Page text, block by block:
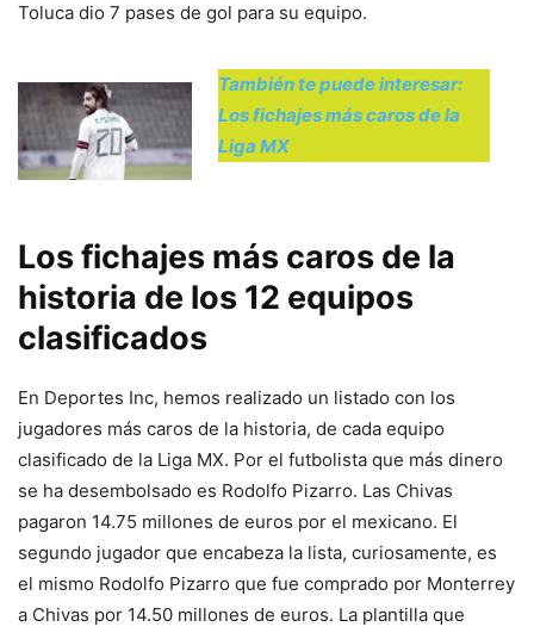
Toluca dio 7 pases de gol para su equipo.
También te puede interesar:
Los fichajes más caros de la
Liga MX
Los fichajes más caros de la
historia de los 12 equipos
clasificados
En Deportes Inc, hemos realizado un listado con los
jugadores más caros de la historia, de cada equipo
clasificado de la Liga MX. Por el futbolista que más dinero
se ha desembolsado es Rodolfo Pizarro. Las Chivas
pagaron 14.75 millones de euros por el mexicano. El
segundo jugador que encabeza la lista, curiosamente, es
el mismo Rodolfo Pizarro que fue comprado por Monterrey
a Chivas por 14.50 millones de euros. La plantilla que